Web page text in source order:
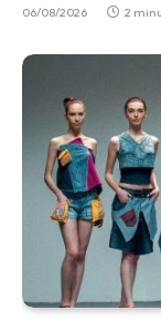
06/08/2026 2